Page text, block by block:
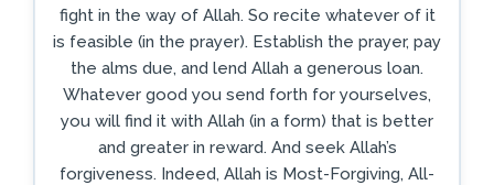
fight in the way of Allah. So recite whatever of it
is feasible (in the prayer). Establish the prayer, pay
the alms due, and lend Allah a generous loan.
Whatever good you send forth for yourselves,
you will find it with Allah (in a form) that is better
and greater in reward. And seek Allah’s
forgiveness. Indeed, Allah is Most-Forgiving, All-